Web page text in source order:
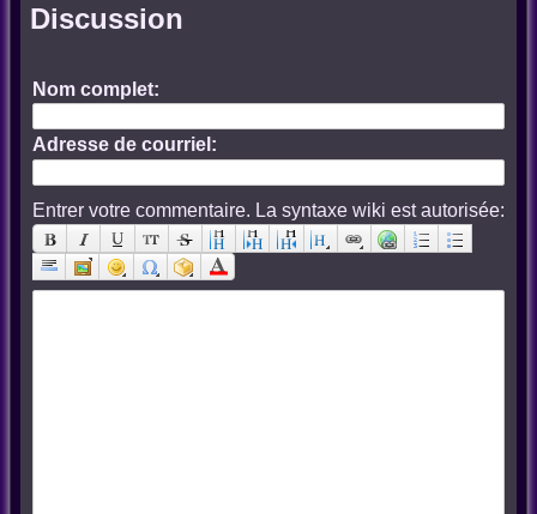
Discussion
Nom complet:
Adresse de courriel:
Entrer votre commentaire. La syntaxe wiki est autorisée: